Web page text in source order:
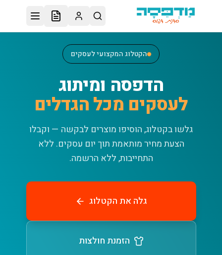
דלג לתוכן הראשי
הקטלוג המקצועי לעסקים
הדפסה ומיתוג
לעסקים מכל הגדלים
גלשו בקטלוג, הוסיפו מוצרים לבקשה — וקבלו
הצעת מחיר מותאמת תוך יום עסקים. ללא
התחייבות, ללא הרשמה.
גלה את הקטלוג
הזמנת חולצות